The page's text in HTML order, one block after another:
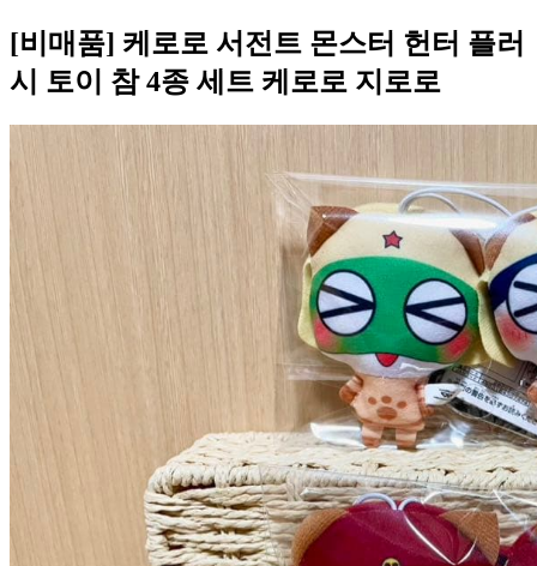
[비매품] 케로로 서전트 몬스터 헌터 플러
시 토이 참 4종 세트 케로로 지로로